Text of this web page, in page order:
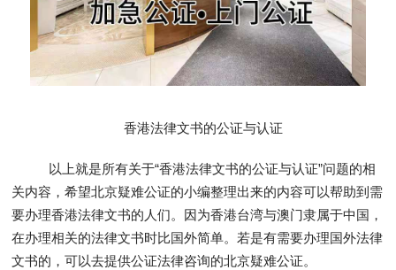
香港法律文书的公证与认证
以上就是所有关于“香港法律文书的公证与认证”问题的相
关内容，希望北京疑难公证的小编整理出来的内容可以帮助到需
要办理香港法律文书的人们。因为香港台湾与澳门隶属于中国，
在办理相关的法律文书时比国外简单。若是有需要办理国外法律
文书的，可以去提供公证法律咨询的北京疑难公证。